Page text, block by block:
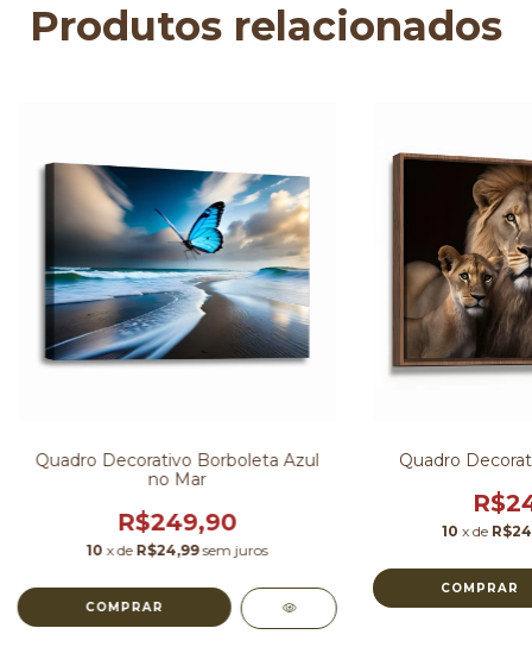
Produtos relacionados
Quadro Decorativo Borboleta Azul
no Mar
R$249,90
10 x de R$24,99 sem juros
COMPRAR
Quadro
10 x de
COMPRAR